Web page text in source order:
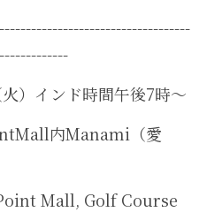
）インド時間午後7時～
内Manami（愛
Mall, Golf Course